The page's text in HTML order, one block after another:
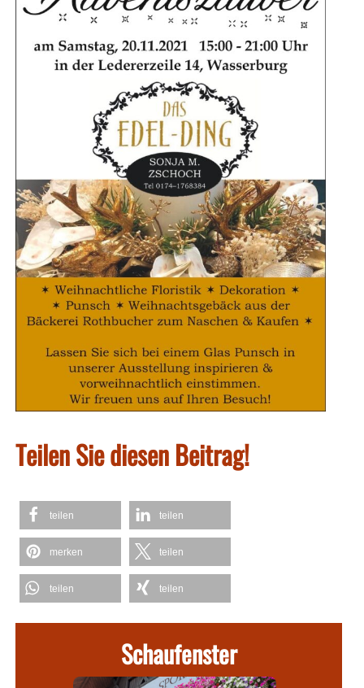
Teilen Sie diesen Beitrag!
teilen teilen
merken teilen
teilen teilen
Schaufenster